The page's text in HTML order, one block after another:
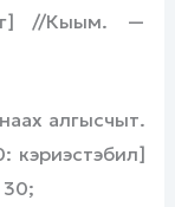
//Кыым. —
алгысчыт.
кэриэстэбил]